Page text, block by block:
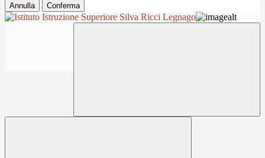
Annulla Conferma